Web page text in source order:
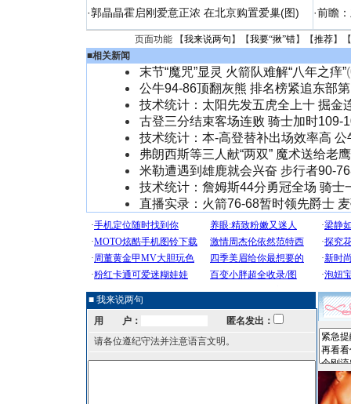
·郭晶晶霍启刚爱意正浓 在北京购置爱巢(图)
·前瞻
页面功能 【我来说两句 】【我要“揪”错】【推荐】
■相关新闻
末节“魔咒”显灵 火箭队难解“八年之痒”
公牛94-86顶翻灰熊 排名榜紧追东部
技术统计：太阳先发五虎全上十 掘金
古登三分结束客场连败 骑士加时109-
技术统计：本-高登替补出场效率高 公
弗朗西斯等三人献“两双” 魔术送给老
米勒遭遇到雄鹿就会兴奋 步行者90-
技术统计：詹姆斯44分勇冠全场 骑士
直播实录：火箭76-68暂时领先爵士
■ 我来说两句
用 户：
匿名发出：
请各位遵纪守法并注意语言文明。